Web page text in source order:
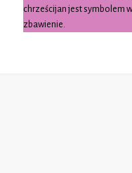
chrześcijan jest symbolem
zbawienie.